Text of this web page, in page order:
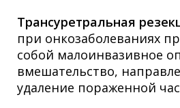
Трансуретральная
при онкозаболеваниях
собой малоинвазивное
вмешательство,
удаление пораженной